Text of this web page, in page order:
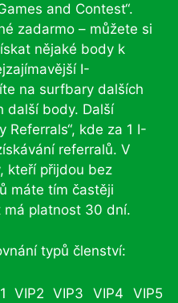
and Contest“.
zadarmo – můžete si
nějaké body k
I-
na surfbary dalších
další body. Další
Referrals“, kde za 1 I-
referralů. V
kteří přijdou bez
máte tím častěji
má platnost 30 dní.
typů členství:
VIP2 VIP3 VIP4
VIP5